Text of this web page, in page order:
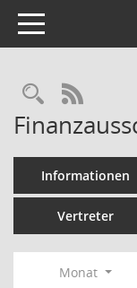
Toggle navigation
RSS-
Informationen
Vertreter
Monat